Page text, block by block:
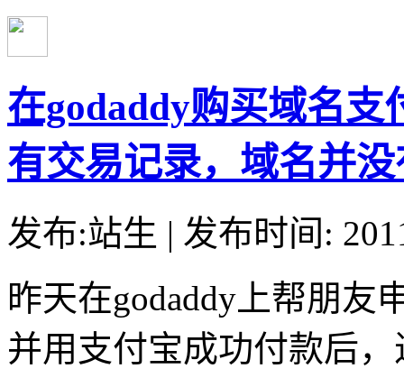
在godaddy购买域名支
有交易记录，域名并
发布:站生 | 发布时间:
昨天在godaddy上帮朋友
并用支付宝成功付款后